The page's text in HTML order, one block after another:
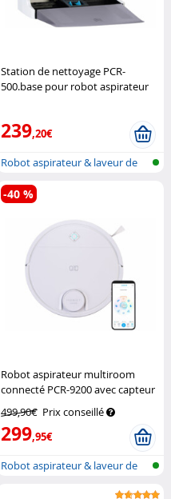
Station de nettoyage PCR-
500.base pour robot aspirateur
239,20€
Robot aspirateur & laveur de
sol wi...
Robot aspirateur multiroom
connecté PCR-9200 avec capteur
Sichler Haushaltsgeräte
499,90€ Prix conseillé
299,95€
-40 %
Robot aspirateur & laveur de